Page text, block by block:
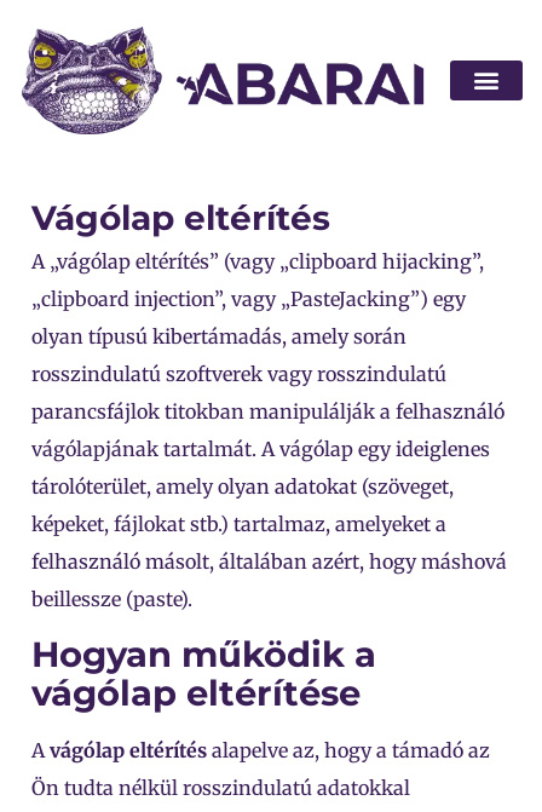
Vágólap eltérítés
A „vágólap eltérítés” (vagy „clipboard hijacking”,
„clipboard injection”, vagy „PasteJacking”) egy
olyan típusú kibertámadás, amely során
rosszindulatú szoftverek vagy rosszindulatú
parancsfájlok titokban manipulálják a felhasználó
vágólapjának tartalmát. A vágólap egy ideiglenes
tárolóterület, amely olyan adatokat (szöveget,
képeket, fájlokat stb.) tartalmaz, amelyeket a
felhasználó másolt, általában azért, hogy máshová
beillessze (paste).
Hogyan működik a
vágólap eltérítése
Avágólap eltérítés alapelve az, hogy a támadó az
Ön tudta nélkül rosszindulatú adatokkal